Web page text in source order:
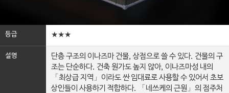
등급 ★★★
설명
단층 구조의 이나즈마 건물, 상점으로 쓸 수 있다. 건물의 구
조는 단순하다. 건축 원가도 높지 않아, 이나즈마성 내의
「최상급 지역」이라도 싼 임대료로 사용할 수 있어서 초보
상인들이 사용하기 적합하다. 「네쓰케의 근원」의 점주처